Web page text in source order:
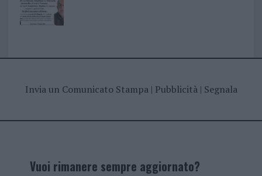
Invia un Comunicato Stampa| Pubblicità| Segnala
Vuoi rimanere sempre aggiornato?